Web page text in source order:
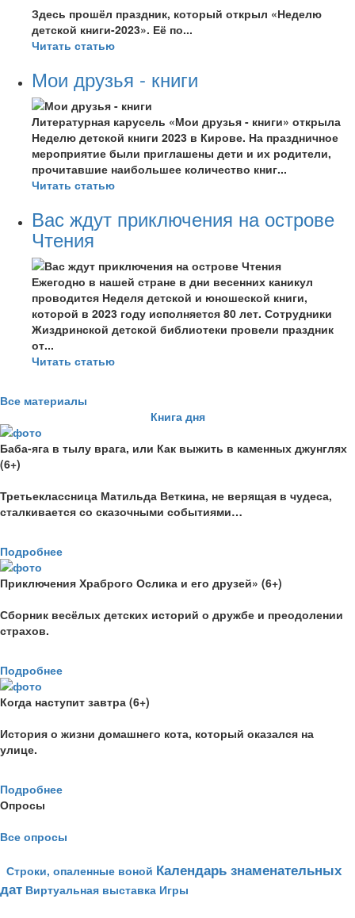
Здесь прошёл праздник, который открыл «Неделю
детской книги-2023». Её по...
Читать статью
Мои друзья - книги
Литературная карусель «Мои друзья - книги» открыла
Неделю детской книги 2023 в Кирове. На праздничное
мероприятие были приглашены дети и их родители,
прочитавшие наибольшее количество книг...
Читать статью
Вас ждут приключения на острове
Чтения
Ежегодно в нашей стране в дни весенних каникул
проводится Неделя детской и юношеской книги,
которой в 2023 году исполняется 80 лет. Сотрудники
Жиздринской детской библиотеки провели праздник
от...
Читать статью
Все материалы
Книга дня
Баба-яга в тылу врага, или Как выжить в каменных джунглях
(6+)
Третьеклассница Матильда Веткина, не верящая в чудеса,
сталкивается со сказочными событиями…
Подробнее
Приключения Храброго Ослика и его друзей» (6+)
Сборник весёлых детских историй о дружбе и преодолении
страхов.
Подробнее
Когда наступит завтра (6+)
История о жизни домашнего кота, который оказался на
улице.
Подробнее
Опросы
Все опросы
Строки, опаленные воной Календарь знаменательных
дат Виртуальная выставка Игры